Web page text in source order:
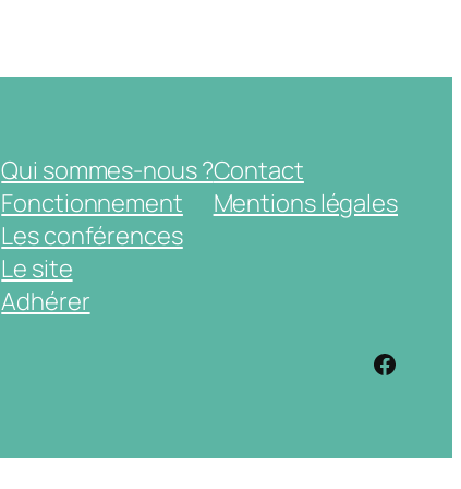
Qui sommes-nous ?
Fonctionnement
Les conférences
Le site
Adhérer
Contact
Mentions légales